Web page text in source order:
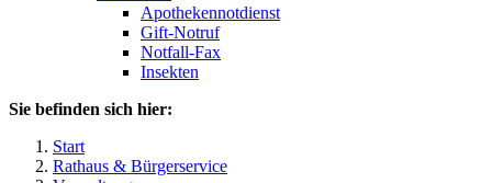
Apothekennotdienst
Gift-Notruf
Notfall-Fax
Insekten
Sie befinden sich hier:
Start
Rathaus & Bürgerservice